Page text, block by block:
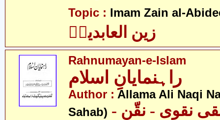
Topic : Imam Zain al-
زین العابدینؑ
Rahnumayan-e-Islam
Author :Allama Ali Naqi
Sahab) - علامہ علی نقی نقوی - نقّن